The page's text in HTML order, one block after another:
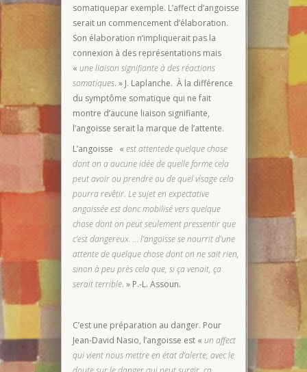
somatiquepar exemple. L’affect d’angoisse
serait un commencement d’élaboration.
Son élaboration n’impliquerait pas la
connexion à des représentations mais
« une liaison signifiante à des réactions
somatiques. » J. Laplanche. À la différence
du symptôme somatique qui ne fait
montre d’aucune liaison signifiante,
l’angoisse serait la marque de l’attente.
L’angoisse « est attentede quelque chose
dont on a aucune idée de quelle forme cela
peut avoir ou prendre ou de quel visage cela
pourra revêtir. Le sujet en expectative
angoissée est donc mobilisé vers quelque
chose dont on peut seulement pressentir que
c’est dangereux. … l’angoisse se nourrit d’une
attente de quelque chose dont on ne sait rien,
sinon à peu près cela que, si ça venait, ça
serait terrible. » P.-L. Assoun.
C’est une préparation au danger. Pour
Jean-David Nasio, l’angoisse est « un affect
qui vient nous mettre en état d’alerte, avec le